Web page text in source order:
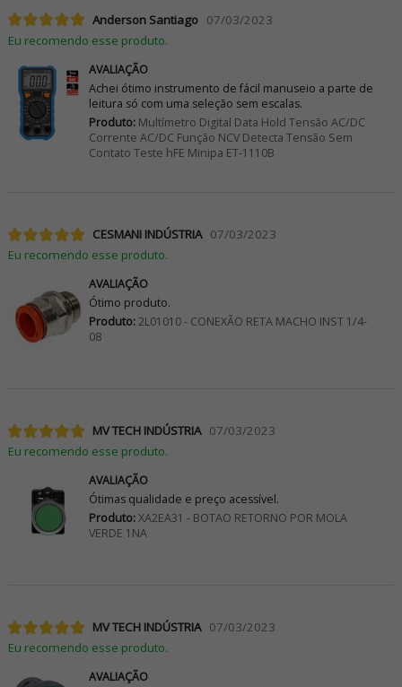
Anderson Santiago 07/03/2023
Eu recomendo esse produto.
AVALIAÇÃO
Achei ótimo instrumento de fácil manuseio a parte de
leitura só com uma seleção sem escalas.
Produto:Multímetro Digital Data Hold Tensão AC/DC
Corrente AC/DC Função NCV Detecta Tensão Sem
Contato Teste hFE Minipa ET-1110B
CESMANI INDÚSTRIA 07/03/2023
Eu recomendo esse produto.
AVALIAÇÃO
Ótimo produto.
Produto:2L01010 - CONEXÃO RETA MACHO INST 1/4-
08
MV TECH INDÚSTRIA 07/03/2023
Eu recomendo esse produto.
AVALIAÇÃO
Ótimas qualidade e preço acessível.
Produto:XA2EA31 - BOTAO RETORNO POR MOLA
VERDE 1NA
MV TECH INDÚSTRIA 07/03/2023
Eu recomendo esse produto.
AVALIAÇÃO